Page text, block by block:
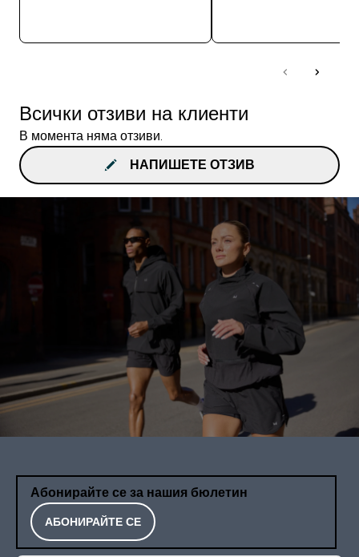
Всички отзиви на клиенти
В момента няма отзиви.
НАПИШЕТЕ ОТЗИВ
Абонирайте се за нашия бюлетин
АБОНИРАЙТЕ СЕ